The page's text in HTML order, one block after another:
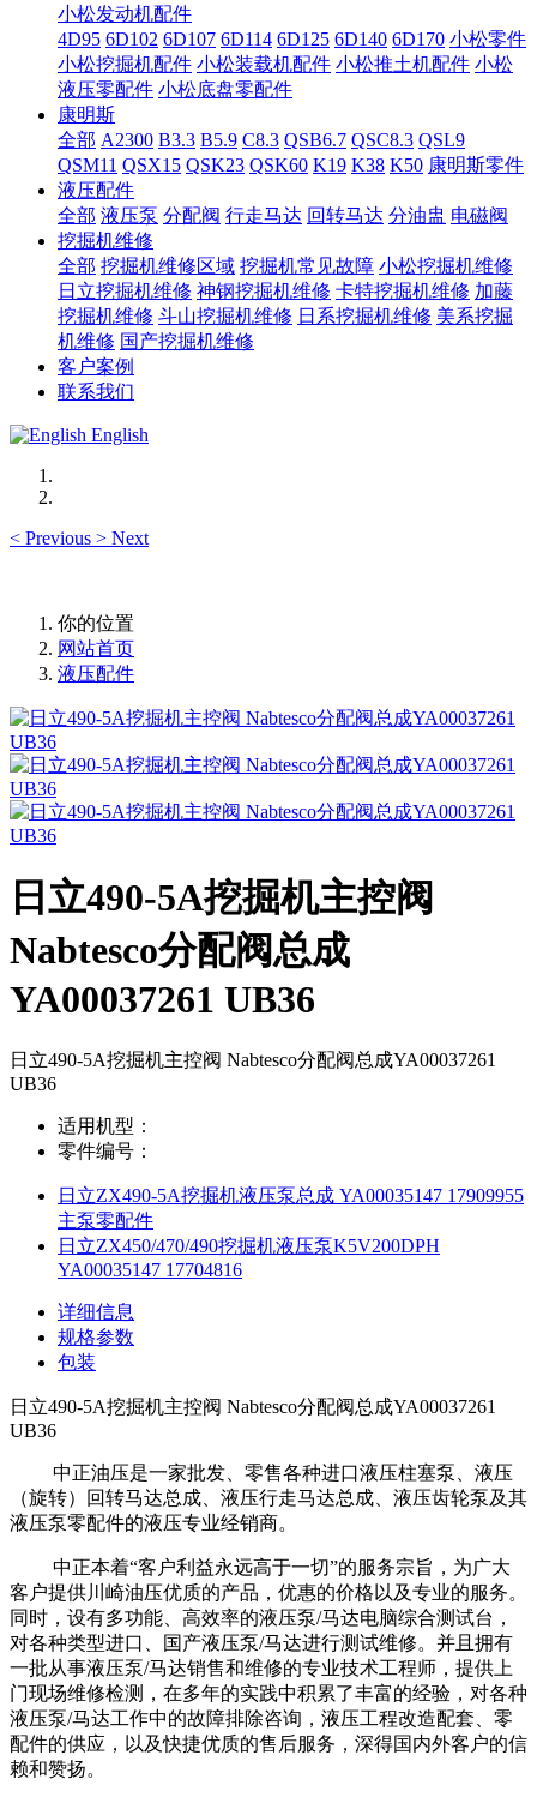
小松发动机配件
4D95 6D102 6D107 6D114 6D125 6D140 6D170 小松零件
小松挖掘机配件 小松装载机配件 小松推土机配件 小松
液压零配件 小松底盘零配件
康明斯
全部 A2300 B3.3 B5.9 C8.3 QSB6.7 QSC8.3 QSL9
QSM11 QSX15 QSK23 QSK60 K19 K38 K50 康明斯零件
液压配件
全部 液压泵 分配阀 行走马达 回转马达 分油盅 电磁阀
挖掘机维修
全部 挖掘机维修区域 挖掘机常见故障 小松挖掘机维修
日立挖掘机维修 神钢挖掘机维修 卡特挖掘机维修 加藤
挖掘机维修 斗山挖掘机维修 日系挖掘机维修 美系挖掘
机维修 国产挖掘机维修
客户案例
联系我们
English
< Previous > Next
你的位置
网站首页
液压配件
日立490-5A挖掘机主控阀
Nabtesco分配阀总成
YA00037261 UB36
日立490-5A挖掘机主控阀 Nabtesco分配阀总成YA00037261
UB36
适用机型：
零件编号：
日立ZX490-5A挖掘机液压泵总成 YA00035147 17909955
主泵零配件
日立ZX450/470/490挖掘机液压泵K5V200DPH
YA00035147 17704816
详细信息
规格参数
包装
日立490-5A挖掘机主控阀 Nabtesco分配阀总成YA00037261
UB36
中正油压是一家批发、零售各种进口液压柱塞泵、液压
（旋转）回转马达总成、液压行走马达总成、液压齿轮泵及其
液压泵零配件的液压专业经销商。
中正本着“客户利益永远高于一切”的服务宗旨，为广大
客户提供川崎油压优质的产品，优惠的价格以及专业的服务。
同时，设有多功能、高效率的液压泵/马达电脑综合测试台，
对各种类型进口、国产液压泵/马达进行测试维修。并且拥有
一批从事液压泵/马达销售和维修的专业技术工程师，提供上
门现场维修检测，在多年的实践中积累了丰富的经验，对各种
液压泵/马达工作中的故障排除咨询，液压工程改造配套、零
配件的供应，以及快捷优质的售后服务，深得国内外客户的信
赖和赞扬。